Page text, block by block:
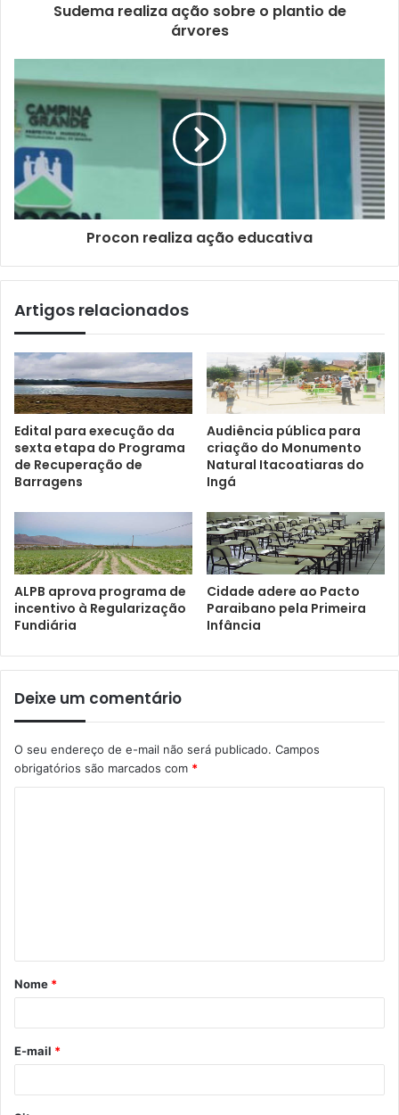
Sudema realiza ação sobre o plantio de
árvores
Procon realiza ação educativa
Artigos relacionados
Edital para execução da
sexta etapa do Programa
de Recuperação de
Barragens
Audiência pública para
criação do Monumento
Natural Itacoatiaras do
Ingá
ALPB aprova programa de
incentivo à Regularização
Fundiária
Cidade adere ao Pacto
Paraibano pela Primeira
Infância
Deixe um comentário
O seu endereço de e-mail não será publicado. Campos
obrigatórios são marcados com *
Nome *
E-mail *